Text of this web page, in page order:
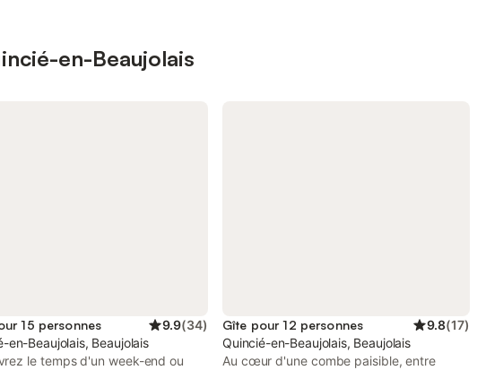
en-Beaujolais
15 personnes 9.9(34)
en-Beaujolais, Beaujolais
le temps d'un week-end ou
Gîte pour 12 personnes 9.8(17)
Quincié-en-Beaujolais, Beaujolais
Au cœur d'une combe paisible, entre